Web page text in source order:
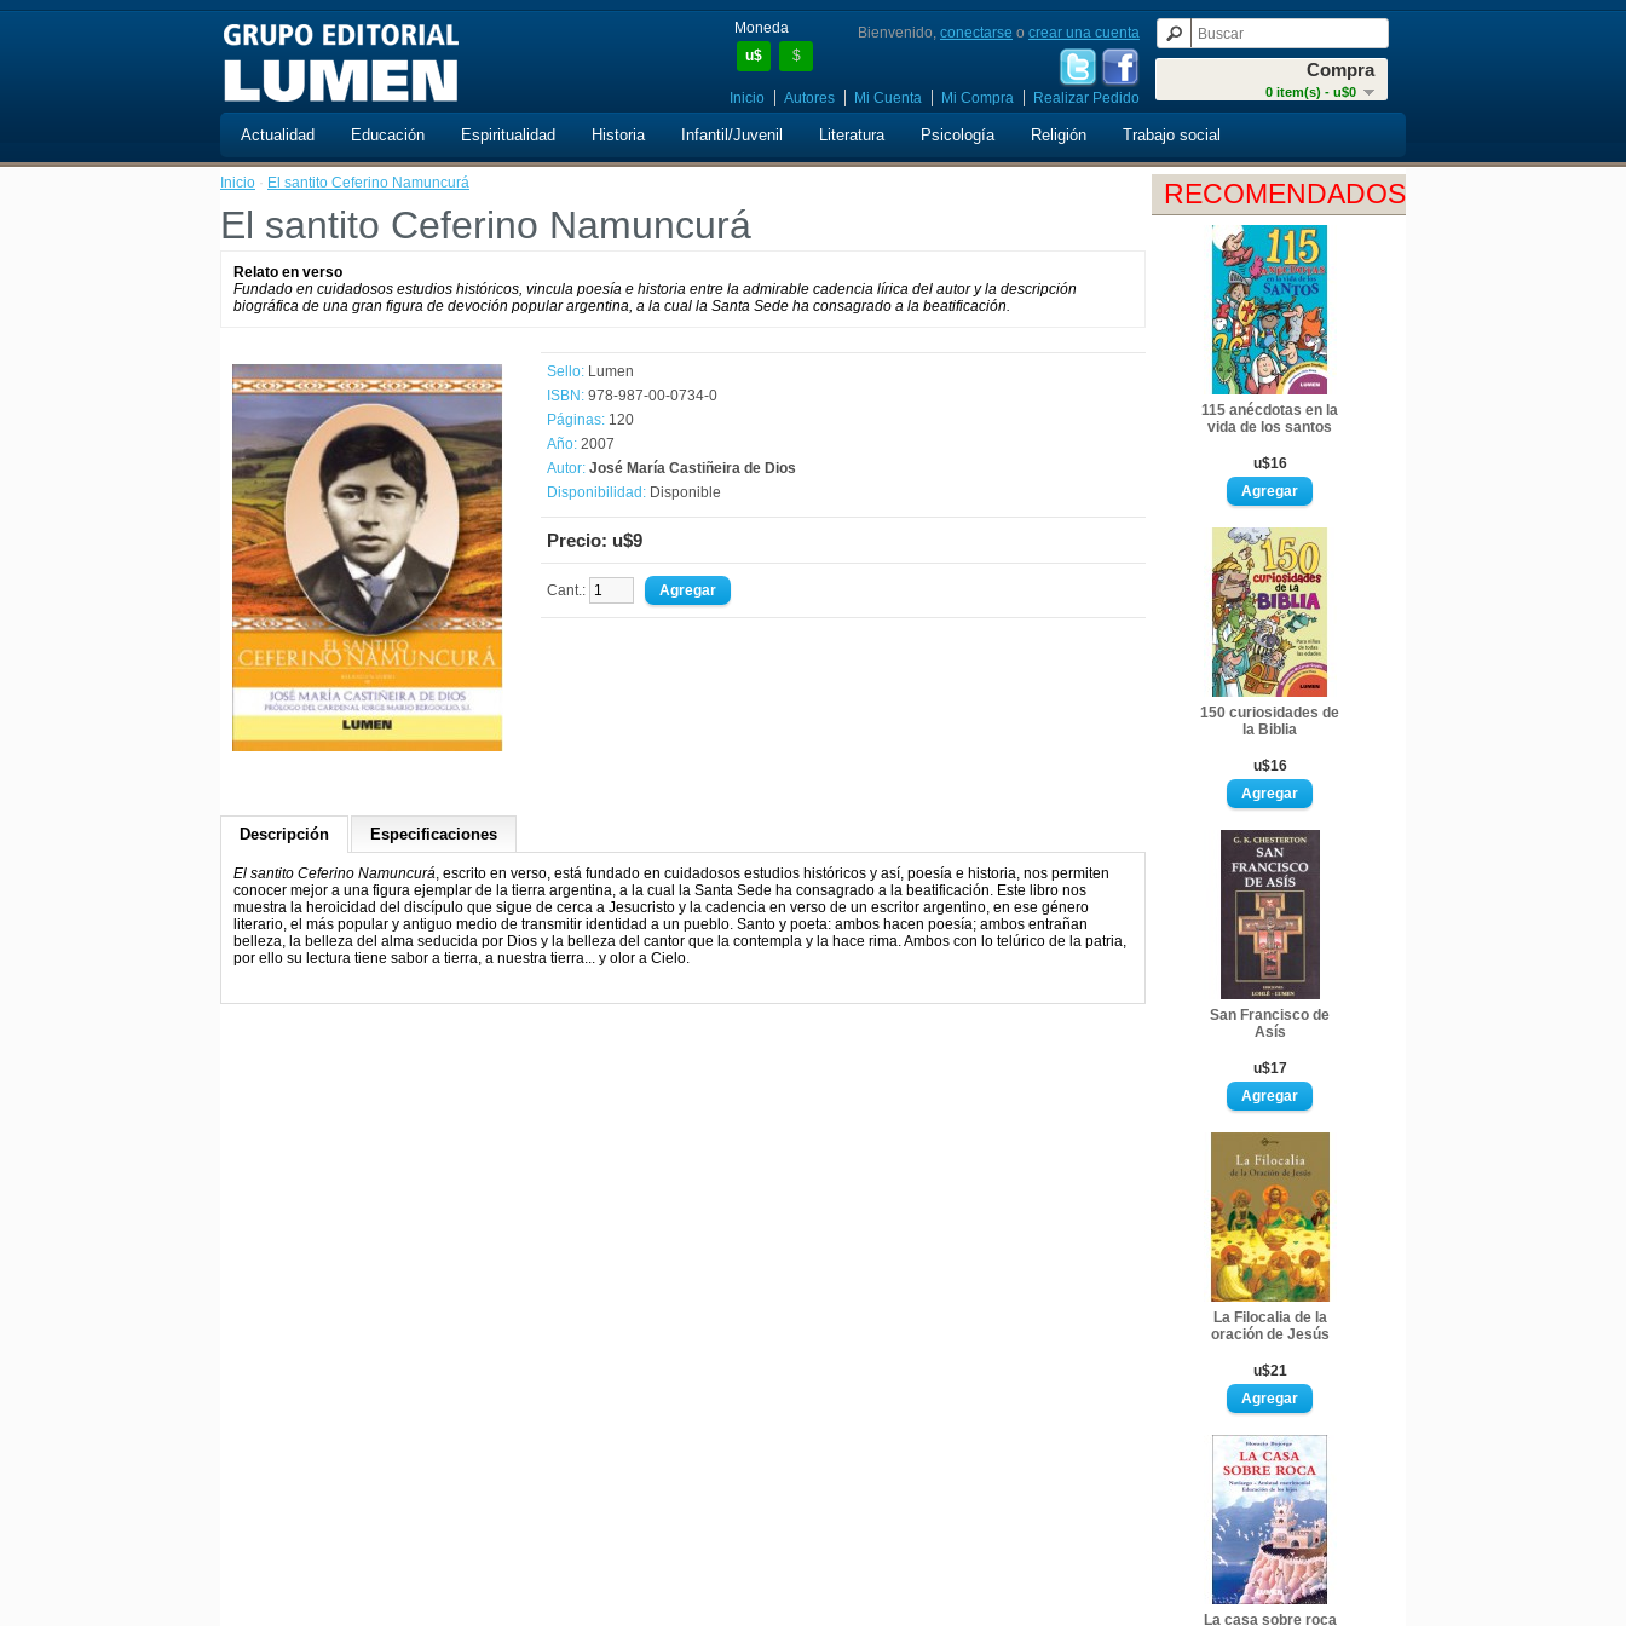
Moneda
u$
$
Compra
0 item(s) - u$0
Bienvenido, conectarse o crear una cuenta
Inicio Autores Mi Cuenta Mi Compra Realizar Pedido
Actualidad Educación Espiritualidad Historia Infantil/Juvenil Literatura Psicología Religión Trabajo social
RECOMENDADOS
115 anécdotas en la
vida de los santos
u$16
150 curiosidades de
la Biblia
u$16
San Francisco de
Asís
u$17
La Filocalia de la
oración de Jesús
u$21
La casa sobre roca
Inicio · El santito Ceferino Namuncurá
El santito Ceferino Namuncurá
Relato en verso
Fundado en cuidadosos estudios históricos, vincula poesía e historia entre la admirable cadencia lírica del autor y la descripción
biográfica de una gran figura de devoción popular argentina, a la cual la Santa Sede ha consagrado a la beatificación.
Sello: Lumen
ISBN: 978-987-00-0734-0
Páginas: 120
Año: 2007
Autor: José María Castiñeira de Dios
Disponibilidad: Disponible
Precio: u$9
Cant.:
Descripción Especificaciones
El santito Ceferino Namuncurá, escrito en verso, está fundado en cuidadosos estudios históricos y así, poesía e historia, nos permiten
conocer mejor a una figura ejemplar de la tierra argentina, a la cual la Santa Sede ha consagrado a la beatificación. Este libro nos
muestra la heroicidad del discípulo que sigue de cerca a Jesucristo y la cadencia en verso de un escritor argentino, en ese género
literario, el más popular y antiguo medio de transmitir identidad a un pueblo. Santo y poeta: ambos hacen poesía; ambos entrañan
belleza, la belleza del alma seducida por Dios y la belleza del cantor que la contempla y la hace rima. Ambos con lo telúrico de la patria,
por ello su lectura tiene sabor a tierra, a nuestra tierra... y olor a Cielo.